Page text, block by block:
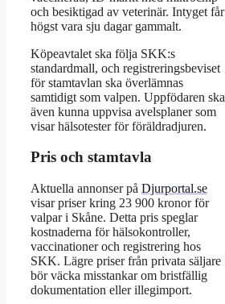
och besiktigad av veterinär. Intyget får
högst vara sju dagar gammalt.
Köpeavtalet ska följa SKK:s
standardmall, och registreringsbeviset
för stamtavlan ska överlämnas
samtidigt som valpen. Uppfödaren ska
även kunna uppvisa avelsplaner som
visar hälsotester för föräldradjuren.
Pris och stamtavla
Aktuella annonser på Djurportal.se
visar priser kring 23 900 kronor för
valpar i Skåne. Detta pris speglar
kostnaderna för hälsokontroller,
vaccinationer och registrering hos
SKK. Lägre priser från privata säljare
bör väcka misstankar om bristfällig
dokumentation eller illegimport.